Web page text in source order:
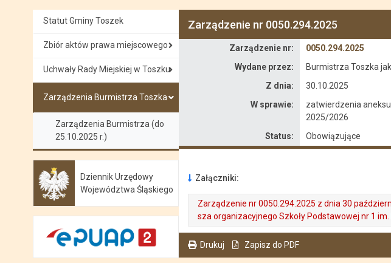
Statut Gminy Toszek
Zbiór aktów prawa miejscowego
Uchwały Rady Miejskiej w Toszku
Zarządzenia Burmistrza Toszka
Zarządzenia Burmistrza (do
25.10.2025 r.)
Dziennik Urzędowy
Województwa Śląskiego
Zarządzenie nr 0050.294.2025
Zarządzenie nr:
0050.294.2025
Wydane przez:
Burmistrza Toszka
Z dnia:
30.10.2025
W sprawie:
zatwierdzenia
2025/2026
Status:
Obowiązujące
Załączniki:
Zarządzenie nr 0050.294.2025 z dnia 30
sza organizacyjnego Szkoły Podstawowej nr 1
Drukuj Zapisz do PDF